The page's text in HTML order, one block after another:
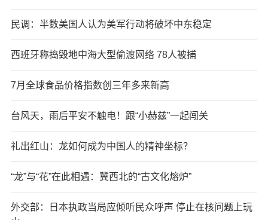
民调：半数美国人认为美军行动将破坏中东稳定
西班牙称捣毁地中海大型偷渡网络 78人被捕
7月全球食品价格指数创三年多来新高
台风天，雨后平安不触电！跟“小赫兹”一起闯关
礼出红山：龙如何成为中国人的精神坐标？
“龙”与“花”在此相遇：冀西北的“古文化熔炉”
外交部：日本执政当局应倾听民众呼声 停止在核问题上玩